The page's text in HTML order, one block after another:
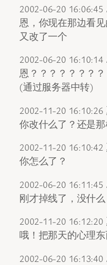
2002-06-20 16:06:45
恩，你现在那边看
又改了一个
2002-06-20 16:10:14
恩？？？？？？？？
(通过服务器中转)
2002-11-20 16:10:26
你改什么了？还是那
2002-11-20 16:10:42
你怎么了？
2002-06-20 16:11:45
刚才掉线了，没什
2002-11-20 16:12:20
哦！把那天的心理东
2002-06-20 16:13:40